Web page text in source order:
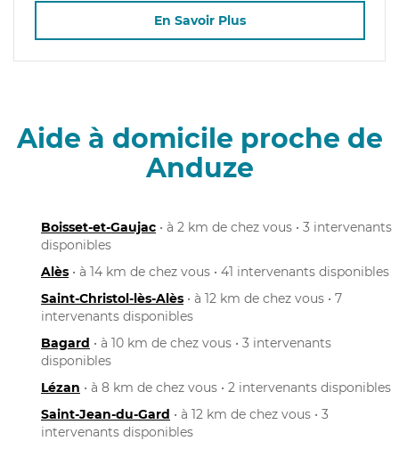
En Savoir Plus
Aide à domicile proche de
Anduze
Boisset-et-Gaujac • à 2 km de chez vous • 3 intervenants
disponibles
Alès • à 14 km de chez vous • 41 intervenants disponibles
Saint-Christol-lès-Alès • à 12 km de chez vous • 7
intervenants disponibles
Bagard • à 10 km de chez vous • 3 intervenants
disponibles
Lézan • à 8 km de chez vous • 2 intervenants disponibles
Saint-Jean-du-Gard • à 12 km de chez vous • 3
intervenants disponibles